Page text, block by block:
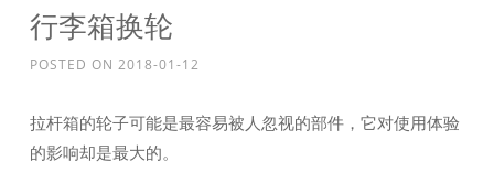
行李箱换轮
POSTED ON 2018-01-12
拉杆箱的轮子可能是最容易被人忽视的部件，它对使用体验
的影响却是最大的。